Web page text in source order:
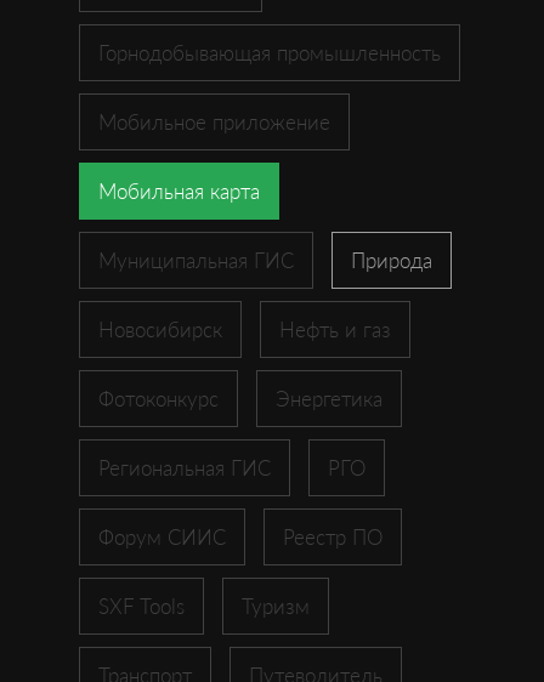
Горнодобывающая промышленность
Мобильное приложение
Мобильная карта
Муниципальная ГИС Природа
Новосибирск Нефть и газ
Фотоконкурс Энергетика
Региональная ГИС РГО
Форум СИИС Реестр ПО
SXF Tools Туризм
Транспорт Путеводитель